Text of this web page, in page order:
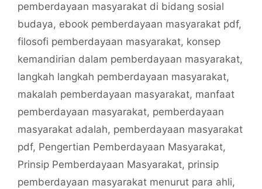
pemberdayaan masyarakat di bidang sosial
budaya, ebook pemberdayaan masyarakat pdf,
filosofi pemberdayaan masyarakat, konsep
kemandirian dalam pemberdayaan masyarakat,
langkah langkah pemberdayaan masyarakat,
makalah pemberdayaan masyarakat, manfaat
pemberdayaan masyarakat, pemberdayaan
masyarakat adalah, pemberdayaan masyarakat
pdf, Pengertian Pemberdayaan Masyarakat,
Prinsip Pemberdayaan Masyarakat, prinsip
pemberdayaan masyarakat menurut para ahli,